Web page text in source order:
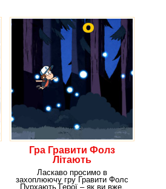
Гра Гравити Фолз
Літають
Ласкаво просимо в
захоплюючу гру Гравити Фолс
Пурхають Герої – як ви вже,